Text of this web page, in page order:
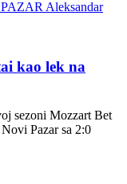
kao lek na
sezoni Mozzart Bet
Pazar sa 2:0